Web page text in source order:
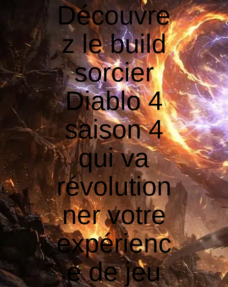
Découvre
z le build
sorcier
Diablo 4
saison 4
qui va
révolution
ner votre
expérienc
e de jeu